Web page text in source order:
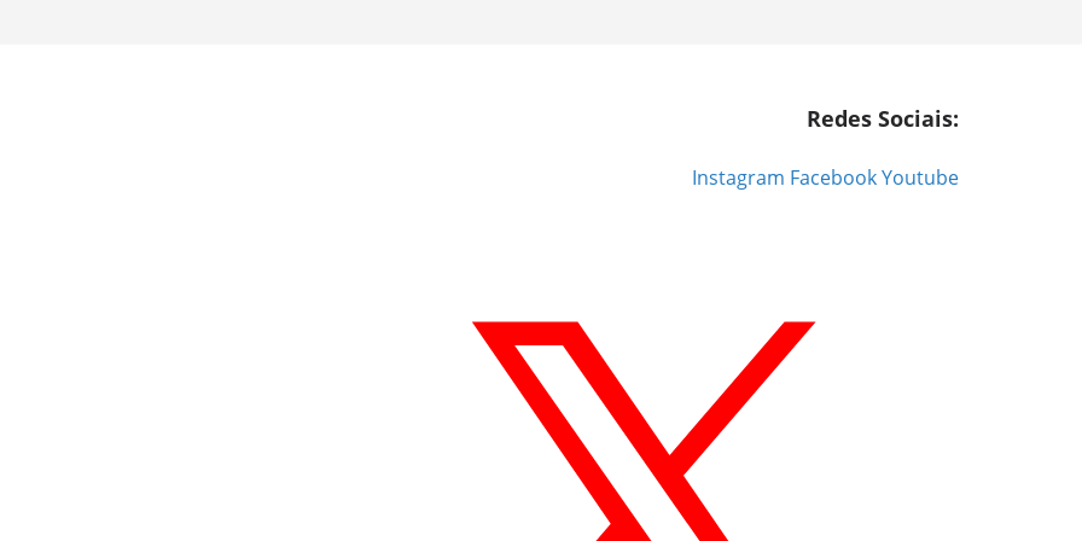
Redes Sociais:
Instagram FacebookYoutube